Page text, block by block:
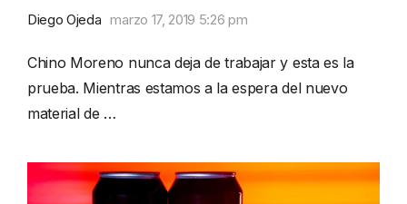
Diego Ojeda marzo 17, 2019 5:26 pm
Chino Moreno nunca deja de trabajar y esta es la
prueba. Mientras estamos a la espera del nuevo
material de …